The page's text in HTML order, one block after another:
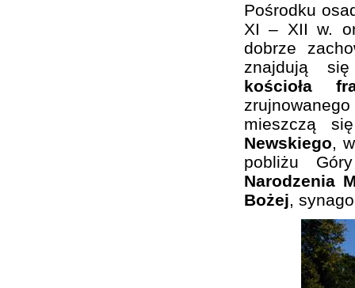
Pośrodku
XI – XII w.
dobrze
znajdują
kościoła
mieszczą
Newskiego,
pobliżu
Narodzenia
Bożej,